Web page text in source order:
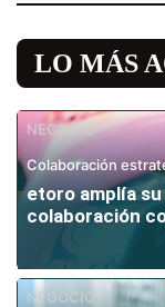
LO MÁS
NEGOCIO
Colaboración
etoro amplía
colaboración
NEGOCIO